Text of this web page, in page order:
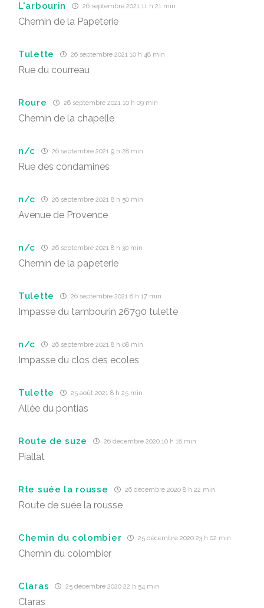
L'arbourin 26 septembre 2021 11 h 21 min
Chemin de la Papeterie
Tulette 26 septembre 2021 10 h 48 min
Rue du courreau
Roure 26 septembre 2021 10 h 09 min
Chemin de la chapelle
n/c 26 septembre 2021 9 h 28 min
Rue des condamines
n/c 26 septembre 2021 8 h 50 min
Avenue de Provence
n/c 26 septembre 2021 8 h 30 min
Chemin de la papeterie
Tulette 26 septembre 2021 8 h 17 min
Impasse du tambourin 26790 tulette
n/c 26 septembre 2021 8 h 08 min
Impasse du clos des ecoles
Tulette 25 août 2021 8 h 25 min
Allée du pontias
Route de suze 26 décembre 2020 10 h 18 min
Piallat
Rte suée la rousse 26 décembre 2020 8 h 22 min
Route de suée la rousse
Chemin du colombier 25 décembre 2020 23 h 02 min
Chemin du colombier
Claras 25 décembre 2020 22 h 54 min
Claras